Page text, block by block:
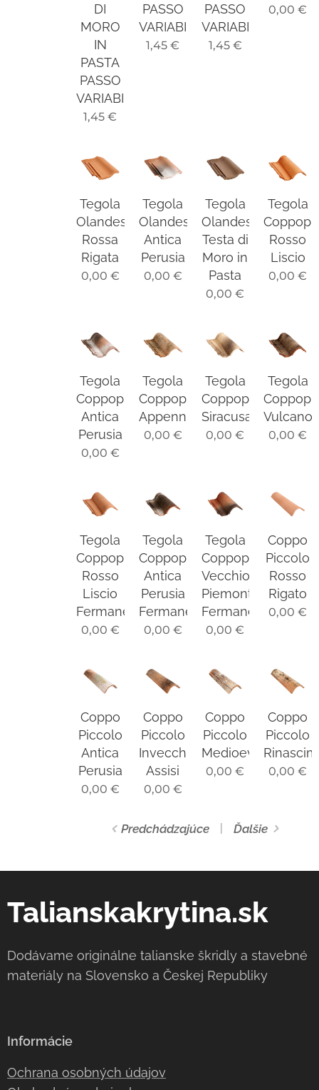
DI
MORO
IN
PASTA
PASSO
VARIABILE
1,45 €
PASSO
VARIABILE
1,45 €
PASSO
VARIABILE
1,45€
0,00 €
Tegola
Olandese
Rossa
Rigata
0,00 €
Tegola
Olandese
Antica
Perusia
0,00 €
Tegola
Olandese
Testa di
Moro in
Pasta
0,00 €
Tegola
Rosso
Liscio
0,00 €
Tegola
Coppopiù
Antica
Perusia
0,00 €
Tegola
Coppopiù
Appennino
0,00 €
Tegola
Coppopiù
Siracusa
0,00 €
Tegola
Vulcano
0,00 €
Tegola
Coppopiù
Rosso
Liscio
Fermaneve
0,00 €
Tegola
Coppopiù
Antica
Perusia
Fermaneve
0,00 €
Tegola
Coppopiù
Vecchio
Piemonte
Fermaneve
0,00 €
Coppo
Piccolo
Rosso
Rigato
0,00 €
Coppo
Piccolo
Antica
Perusia
0,00 €
Coppo
Piccolo
Invecchiato
Assisi
0,00 €
Coppo
Piccolo
Medioevo
0,00 €
Coppo
Piccolo
0,00 €
Predchádzajúce Ďalšie
Talianskakrytina.sk
Dodávame originálne talianske škridly a stavebné
materiály na Slovensko a Českej Republiky
Informácie
Ochrana osobných údajov